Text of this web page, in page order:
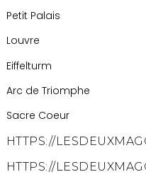
Petit Palais
Louvre
Eiffelturm
Arc de Triomphe
Sacre Coeur
HTTPS://
HTTPS://